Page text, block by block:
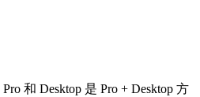
和 Desktop 是 Pro + Desktop 方